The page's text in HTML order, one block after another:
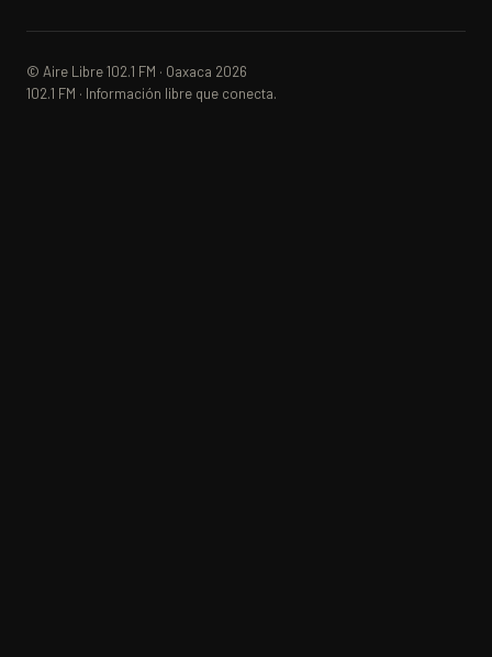
© Aire Libre 102.1 FM · Oaxaca 2026
102.1 FM · Información libre que conecta.